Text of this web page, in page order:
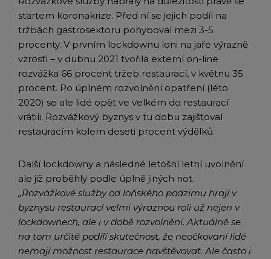
startem koronakrize. Před ní se jejich podíl na
tržbách gastrosektoru pohyboval mezi 3-5
procenty. V prvním lockdownu loni na jaře výrazně
vzrostl – v dubnu 2021 tvořila externí on-line
rozvážka 66 procent tržeb restaurací, v květnu 35
procent. Po úplném rozvolnění opatření (léto
2020) se ale lidé opět ve velkém do restaurací
vrátili. Rozvážkový byznys v tu dobu zajišťoval
restauracím kolem deseti procent výdělků.
Další lockdowny a následné letošní letní uvolnění
ale již proběhly podle úplně jiných not.
„Rozvážkové služby od loňského podzimu hrají v
byznysu restaurací velmi výraznou roli už nejen v
lockdownech, ale i v době rozvolnění. Aktuálně se
na tom určitě podílí skutečnost, že neočkovaní lidé
nemají možnost restaurace navštěvovat. Ale často i